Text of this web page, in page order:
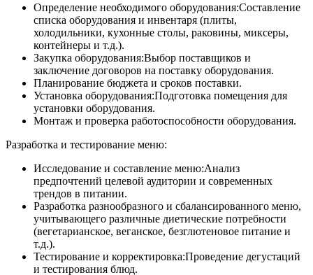
Определение необходимого оборудования:Составление
списка оборудования и инвентаря (плиты,
холодильники, кухонные столы, раковины, миксеры,
контейнеры и т.д.).
Закупка оборудования:Выбор поставщиков и
заключение договоров на поставку оборудования.
Планирование бюджета и сроков поставки.
Установка оборудования:Подготовка помещения для
установки оборудования.
Монтаж и проверка работоспособности оборудования.
Разработка и тестирование меню:
Исследование и составление меню:Анализ
предпочтений целевой аудитории и современных
трендов в питании.
Разработка разнообразного и сбалансированного меню,
учитывающего различные диетические потребности
(вегетарианское, веганское, безглютеновое питание и
т.д.).
Тестирование и корректировка:Проведение дегустаций
и тестирования блюд.